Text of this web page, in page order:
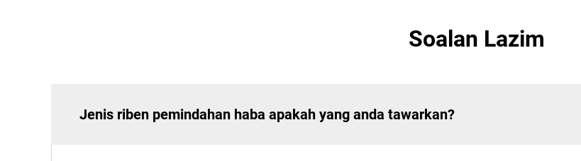
Soalan Lazim
Jenis riben pemindahan haba apakah yang anda tawarkan?